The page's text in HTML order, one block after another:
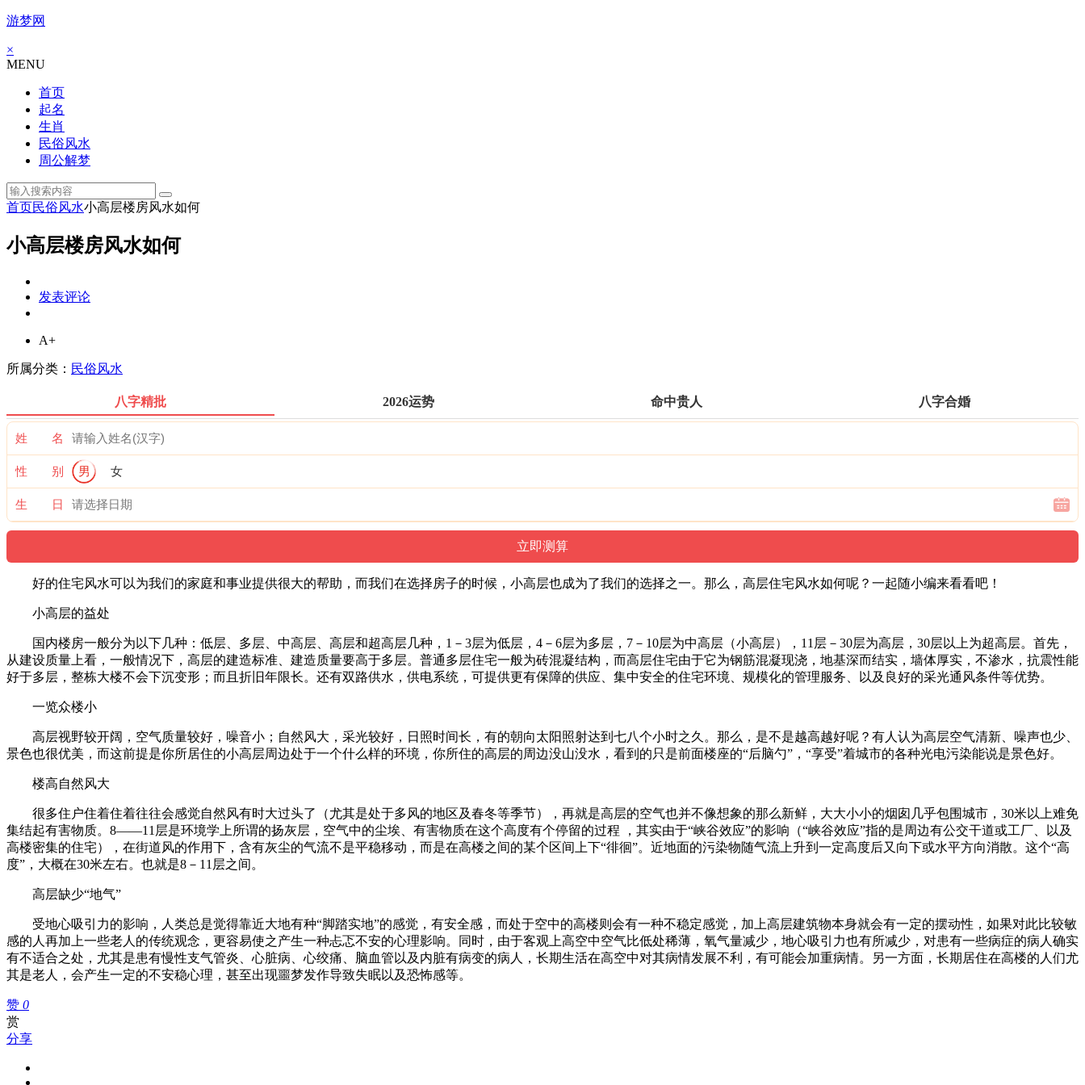
游梦网
×
MENU
首页
起名
生肖
民俗风水
周公解梦
首页民俗风水小高层楼房风水如何
小高层楼房风水如何
发表评论
A+
所属分类： 民俗风水
八字精批 2026运势 命中贵人 八字合婚
姓 名
性 别 男 女
生 日
好的住宅风水可以为我们的家庭和事业提供很大的帮助，而我们在选择房子的时候，小高层也成为了我们的选择之一。那么，高层住宅风水如何呢？一起随小编来看看吧！
小高层的益处
国内楼房一般分为以下几种：低层、多层、中高层、高层和超高层几种，1－3层为低层，4－6层为多层，7－10层为中高层（小高层），11层－30层为高层，30层以上为超高层。首先，
从建设质量上看，一般情况下，高层的建造标准、建造质量要高于多层。普通多层住宅一般为砖混凝结构，而高层住宅由于它为钢筋混凝现浇，地基深而结实，墙体厚实，不渗水，抗震性能
好于多层，整栋大楼不会下沉变形；而且折旧年限长。还有双路供水，供电系统，可提供更有保障的供应、集中安全的住宅环境、规模化的管理服务、以及良好的采光通风条件等优势。
一览众楼小
高层视野较开阔，空气质量较好，噪音小；自然风大，采光较好，日照时间长，有的朝向太阳照射达到七八个小时之久。那么，是不是越高越好呢？有人认为高层空气清新、噪声也少、
景色也很优美，而这前提是你所居住的小高层周边处于一个什么样的环境，你所住的高层的周边没山没水，看到的只是前面楼座的“后脑勺”，“享受”着城市的各种光电污染能说是景色好。
楼高自然风大
很多住户住着住着往往会感觉自然风有时大过头了（尤其是处于多风的地区及春冬等季节），再就是高层的空气也并不像想象的那么新鲜，大大小小的烟囱几乎包围城市，30米以上难免
集结起有害物质。8——11层是环境学上所谓的扬灰层，空气中的尘埃、有害物质在这个高度有个停留的过程 ，其实由于“峡谷效应”的影响（“峡谷效应”指的是周边有公交干道或工厂、以及
高楼密集的住宅），在街道风的作用下，含有灰尘的气流不是平稳移动，而是在高楼之间的某个区间上下“徘徊”。近地面的污染物随气流上升到一定高度后又向下或水平方向消散。这个“高
度”，大概在30米左右。也就是8－11层之间。
高层缺少“地气”
受地心吸引力的影响，人类总是觉得靠近大地有种“脚踏实地”的感觉，有安全感，而处于空中的高楼则会有一种不稳定感觉，加上高层建筑物本身就会有一定的摆动性，如果对此比较敏
感的人再加上一些老人的传统观念，更容易使之产生一种忐忑不安的心理影响。同时，由于客观上高空中空气比低处稀薄，氧气量减少，地心吸引力也有所减少，对患有一些病症的病人确实
有不适合之处，尤其是患有慢性支气管炎、心脏病、心绞痛、脑血管以及内脏有病变的病人，长期生活在高空中对其病情发展不利，有可能会加重病情。另一方面，长期居住在高楼的人们尤
其是老人，会产生一定的不安稳心理，甚至出现噩梦发作导致失眠以及恐怖感等。
赞 0
赏
分享